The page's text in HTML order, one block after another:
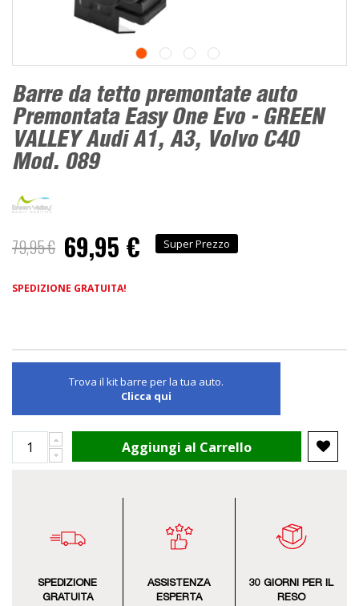
Barre da tetto premontate auto
Premontata Easy One Evo - GREEN
VALLEY Audi A1, A3, Volvo C40
Mod. 089
79,95 €
Prezzo
speciale
69,95 € Super Prezzo
SPEDIZIONE GRATUITA!
Trova il kit barre per la tua auto.
Clicca qui
Aggiungi al Carrello
SPEDIZIONE
GRATUITA
ASSISTENZA
ESPERTA
30 GIORNI PER IL
RESO